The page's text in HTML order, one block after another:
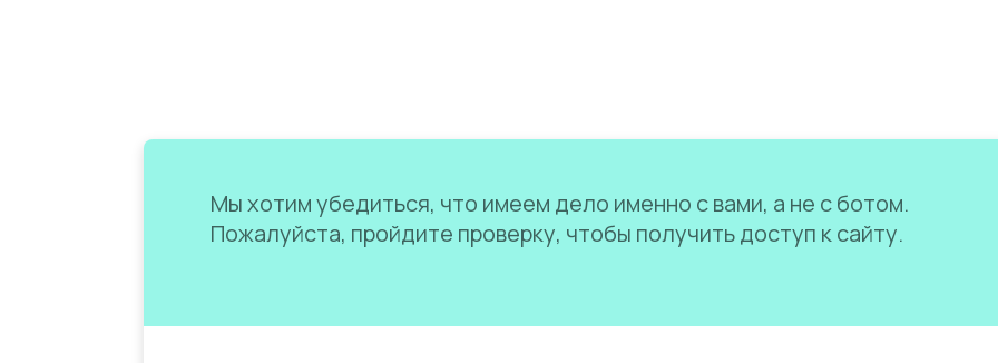
Мы хотим убедиться, что имеем дело именно с вами, а не с ботом.
Пожалуйста, пройдите проверку, чтобы получить доступ к сайту.